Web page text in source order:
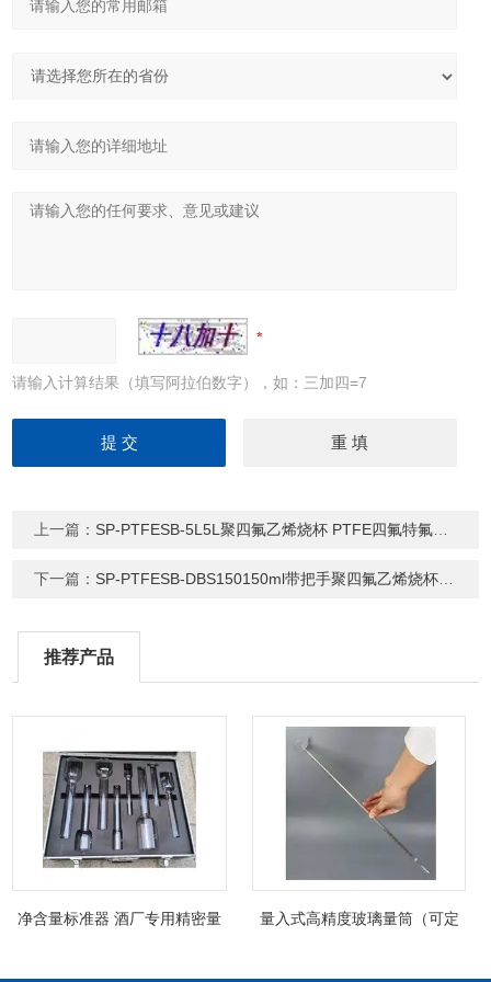
请输入计算结果（填写阿拉伯数字），如：三加四=7
上一篇： SP-PTFESB-5L5L聚四氟乙烯烧杯 PTFE四氟特氟龙烧杯
下一篇： SP-PTFESB-DBS150150ml带把手聚四氟乙烯烧杯 PTFE特氟龙烧杯
推荐产品
净含量标准器 酒厂专用精密量
量入式高精度玻璃量筒（可定